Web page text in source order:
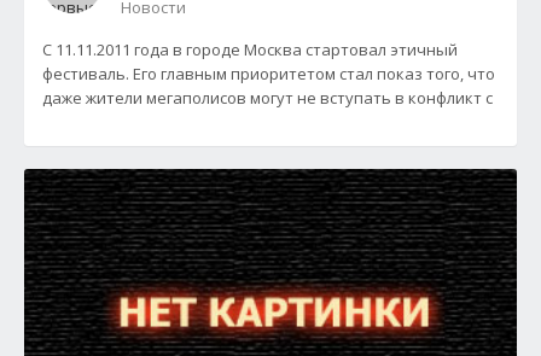
Новости
С 11.11.2011 года в городе Москва стартовал этичный
фестиваль. Его главным приоритетом стал показ того, что
даже жители мегаполисов могут не вступать в конфликт с